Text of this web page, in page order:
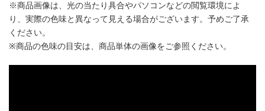
※商品画像は、光の当たり具合やパソコンなどの閲覧環境によ
り、実際の色味と異なって見える場合がございます。予めご了承
ください。
※商品の色味の目安は、商品単体の画像をご参照ください。